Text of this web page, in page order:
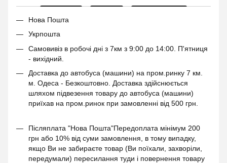
Нова Пошта
Укрпошта
Самовивіз в робочі дні з 7км з 9:00 до 14:00. П'ятниця
- вихідний.
Доставка до автобуса (машини) на пром.ринку 7 км.
м. Одеса - Безкоштовно. Доставка здійснюється
шляхом підвезення товару до автобуса (машини)
приїхав на пром.ринок при замовленні від 500 грн.
Післяплата "Нова Пошта"Передоплата мінімум 200
грн або 10% від суми замовлення, в тому випадку,
якщо Ви не забираєте товар (Ви поїхали, захворіли,
передумали) пересилання туди і повернення товару